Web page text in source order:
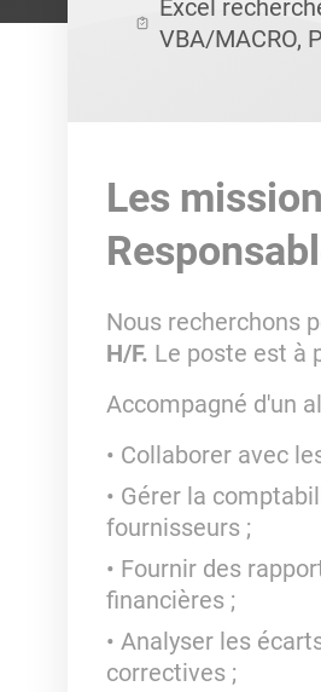
Excel
VBA/MACRO,
Les
Nous recherchons
H/F. Le poste est à
Accompagné d'un
Collaborer avec
Gérer la
fournisseurs ;
Fournir des
financières ;
Analyser les
correctives ;